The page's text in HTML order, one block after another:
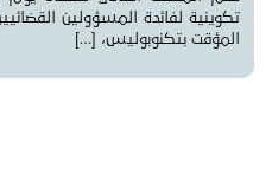
تكوينية لفائدة المسؤولين القضائيين
المؤقت بتكنوبوليس، […]